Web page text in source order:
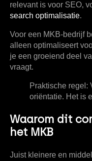
relevant is voor SEO,
search optimalisatie.
Voor een MKB-bedrijf
alleen optimaliseert
je een groeiend deel
vraagt.
Praktische regel:
oriëntatie. Het is
Waarom dit
het MKB
Juist kleinere en